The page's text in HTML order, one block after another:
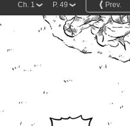
Prev.
P. 49
Ch. 1